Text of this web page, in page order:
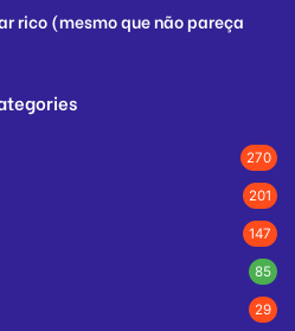
rico (mesmo que não pareça
270
201
147
85
29